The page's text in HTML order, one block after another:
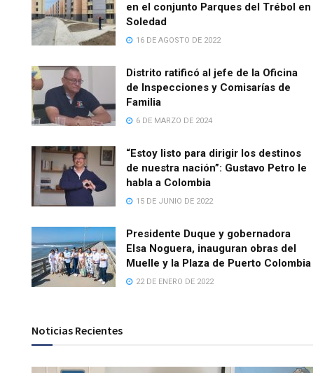
en el conjunto Parques del Trébol en
Soledad
16 DE AGOSTO DE 2022
Distrito ratificó al jefe de la Oficina
de Inspecciones y Comisarías de
Familia
6 DE MARZO DE 2024
“Estoy listo para dirigir los destinos
de nuestra nación”: Gustavo Petro le
habla a Colombia
15 DE JUNIO DE 2022
Presidente Duque y gobernadora
Elsa Noguera, inauguran obras del
Muelle y la Plaza de Puerto Colombia
22 DE ENERO DE 2022
Noticias Recientes